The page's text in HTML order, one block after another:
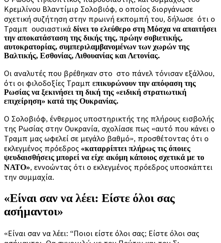
Κρεμλίνου Βλαντίμιρ Σολοβιόφ, ο οποίος διοργάνωσε
σχετική συζήτηση στην πρωινή εκπομπή του, δήλωσε ότι ο
Τραμπ ουσιαστικά δίνει το ελεύθερο στη Μόσχα να απαιτήσει
την αποκατάσταση της δικής της, πρώην σοβιετικής,
αυτοκρατορίας, συμπεριλαμβανομένων των χωρών της
Βαλτικής, Εσθονίας, Λιθουανίας και Λετονίας.
Οι αναλυτές που βρέθηκαν στο στο πάνελ τόνισαν εξάλλου,
ότι οι φιλοδοξίες Τραμπ επικυρώνουν την απόφαση της
Ρωσίας να ξεκινήσει τη δική της «ειδική στρατιωτική
επιχείρηση» κατά της Ουκρανίας.
Ο Σολοβιόφ, ένθερμος υποστηρικτής της πλήρους εισβολής
της Ρωσίας στην Ουκρανία, σχολίασε πως «αυτό που κάνει ο
Τραμπ μας ωφελεί σε μεγάλο βαθμό», προσθέτοντας ότι ο
εκλεγμένος πρόεδρος «καταρρίπτει πλήρως τις όποιες
ψευδαισθήσεις μπορεί να είχε ακόμη κάποιος σχετικά με το
ΝΑΤΟ», εννοώντας ότι ο εκλεγμένος πρόεδρος υποσκάπτει
την συμμαχία.
«Είναι σαν να λέει: Είστε όλοι σας
ασήμαντοι»
«Είναι σαν να λέει: “Ποιοι είστε όλοι σας; Είστε όλοι σας